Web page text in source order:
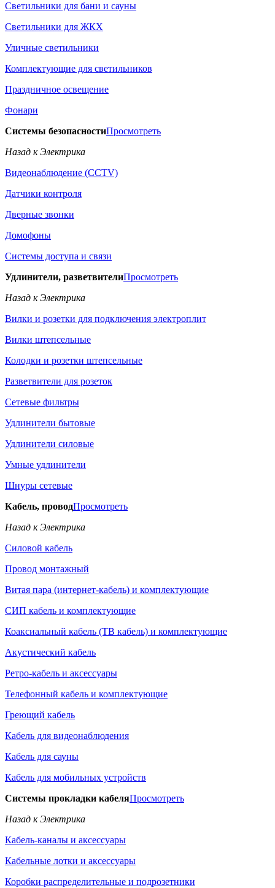
Светильники для бани и сауны
Светильники для ЖКХ
Уличные светильники
Комплектующие для светильников
Праздничное освещение
Фонари
Системы безопасностиПросмотреть
Назад к Электрика
Видеонаблюдение (CCTV)
Датчики контроля
Дверные звонки
Домофоны
Системы доступа и связи
Удлинители, разветвителиПросмотреть
Назад к Электрика
Вилки и розетки для подключения электроплит
Вилки штепсельные
Колодки и розетки штепсельные
Разветвители для розеток
Сетевые фильтры
Удлинители бытовые
Удлинители силовые
Умные удлинители
Шнуры сетевые
Кабель, проводПросмотреть
Назад к Электрика
Силовой кабель
Провод монтажный
Витая пара (интернет-кабель) и комплектующие
СИП кабель и комплектующие
Коаксиальный кабель (ТВ кабель) и комплектующие
Акустический кабель
Ретро-кабель и аксессуары
Телефонный кабель и комплектующие
Греющий кабель
Кабель для видеонаблюдения
Кабель для сауны
Кабель для мобильных устройств
Системы прокладки кабеляПросмотреть
Назад к Электрика
Кабель-каналы и аксессуары
Кабельные лотки и аксессуары
Коробки распределительные и подрозетники